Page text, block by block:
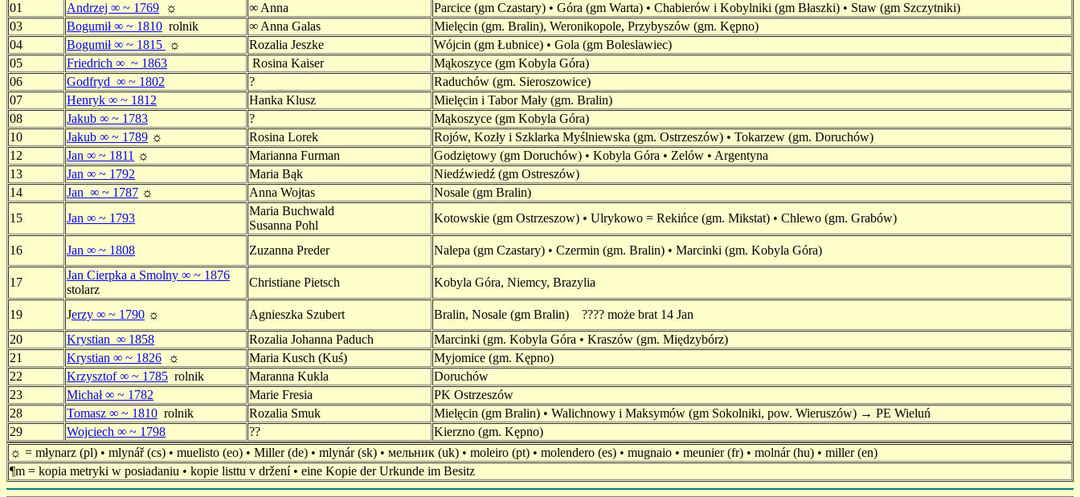
01
Andrzej ∞ ~ 1769 ☼ ∞ Anna
Parcice (gm Czastary) • Góra (gm Warta) • Chabierów i Kobylniki (gm Błaszki) • Staw (gm Szczytniki)
03
Bogumił ∞ ~ 1810 rolnik ∞ Anna Galas
Mielęcin (gm. Bralin), Weronikopole, Przybyszów (gm. Kępno)
04
Bogumił ∞ ~ 1815 ☼ Rozalia Jeszke
Wójcin (gm Łubnice) • Gola (gm Boleslawiec)
05
Friedrich ∞ ~ 1863 Rosina Kaiser
Mąkoszyce (gm Kobyla Góra)
06
Godfryd ∞ ~ 1802 ?
Raduchów (gm. Sieroszowice)
07
Henryk ∞ ~ 1812 Hanka Klusz
Mielęcin i Tabor Mały (gm. Bralin)
08
Jakub ∞ ~ 1783 ?
Mąkoszyce (gm Kobyla Góra)
10
Jakub ∞ ~ 1789 ☼ Rosina Lorek
Rojów, Kozły i Szklarka Myślniewska (gm. Ostrzeszów) • Tokarzew (gm. Doruchów)
12
Jan ∞ ~ 1811 ☼ Marianna Furman
Godziętowy (gm Doruchów) • Kobyla Góra • Zelów • Argentyna
13
Jan ∞ ~ 1792 Maria Bąk
Niedźwiedź (gm Ostreszów)
14
Jan ∞ ~ 1787 ☼ Anna Wojtas
Nosale (gm Bralin)
15
Jan ∞ ~ 1793
Maria Buchwald
Susanna Pohl
Kotowskie (gm Ostrzeszow) • Ulrykowo = Rekińce (gm. Mikstat) • Chlewo (gm. Grabów)
16 Jan ∞ ~ 1808 Zuzanna Preder Nalepa (gm Czastary) • Czermin (gm. Bralin) • Marcinki (gm. Kobyla Góra)
17
Jan Cierpka a Smolny ∞ ~ 1876
stolarz
Christiane Pietsch Kobyla Góra, Niemcy, Brazylia
19 Jerzy ∞ ~ 1790 ☼ Agnieszka Szubert
Bralin, Nosale (gm Bralin) ???? może brat 14 Jan
20
Krystian ∞ 1858 Rozalia Johanna Paduch Marcinki (gm. Kobyla Góra • Kraszów (gm. Międzybórz)
21
Krystian ∞ ~ 1826 ☼ Maria Kusch (Kuś)
Myjomice (gm. Kępno)
22
Krzysztof ∞ ~ 1785 rolnik Maranna Kukla
Doruchów
23
Michał ∞ ~ 1782 Marie Fresia
PK Ostrzeszów
28
Tomasz ∞ ~ 1810 rolnik Rozalia Smuk
Mielęcin (gm Bralin) • Walichnowy i Maksymów (gm Sokolniki, pow. Wieruszów) → PE Wieluń
29
Wojciech ∞ ~ 1798 ??
Kierzno (gm. Kępno)
☼ = młynarz (pl) • mlynář (cs) • muelisto (eo) • Miller (de) • mlynár (sk) • мельник (uk) • moleiro (pt) • molendero (es) • mugnaio • meunier (fr) • molnár (hu) • miller (en)
¶m = kopia metryki w posiadaniu • kopie listtu v držení • eine Kopie der Urkunde im Besitz